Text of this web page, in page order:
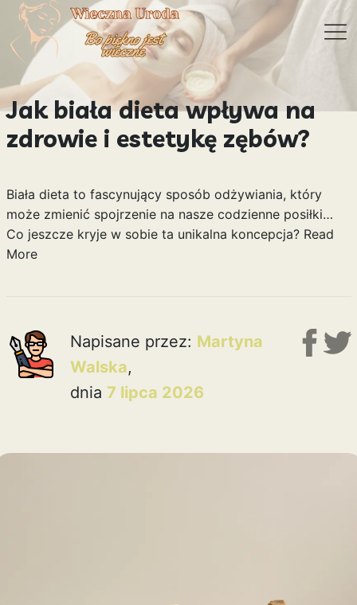
Jak biała dieta wpływa na
zdrowie i estetykę zębów?
Biała dieta to fascynujący sposób odżywiania, który
może zmienić spojrzenie na nasze codzienne posiłki…
Co jeszcze kryje w sobie ta unikalna koncepcja? Read
More
Napisane przez: Martyna
Walska,
dnia 7 lipca 2026